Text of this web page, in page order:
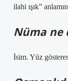
ilahi ışık”
Nüma ne
İsim. Yüz